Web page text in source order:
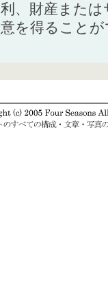
利、財産また
意を得ること